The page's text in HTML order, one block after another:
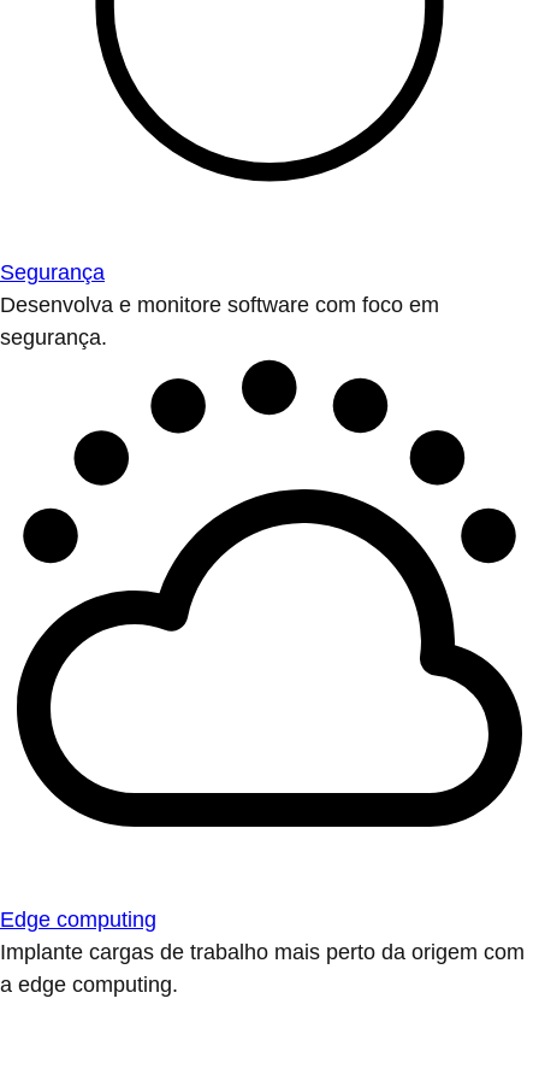
Segurança
Desenvolva e monitore software com foco em
segurança.
Edge computing
Implante cargas de trabalho mais perto da origem com
a edge computing.